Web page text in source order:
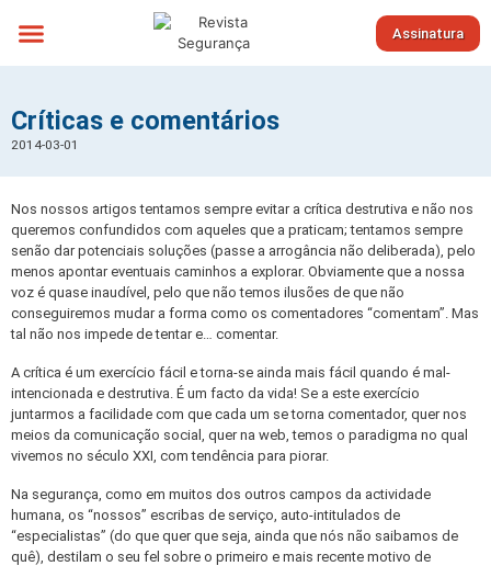
Assinatura
Críticas e comentários
2014-03-01
Nos nossos artigos tentamos sempre evitar a crítica destrutiva e não nos
queremos confundidos com aqueles que a praticam; tentamos sempre
senão dar potenciais soluções (passe a arrogância não deliberada), pelo
menos apontar eventuais caminhos a explorar. Obviamente que a nossa
voz é quase inaudível, pelo que não temos ilusões de que não
conseguiremos mudar a forma como os comentadores “comentam”. Mas
tal não nos impede de tentar e… comentar.
A crítica é um exercício fácil e torna-se ainda mais fácil quando é mal-
intencionada e destrutiva. É um facto da vida! Se a este exercício
juntarmos a facilidade com que cada um se torna comentador, quer nos
meios da comunicação social, quer na web, temos o paradigma no qual
vivemos no século XXI, com tendência para piorar.
Na segurança, como em muitos dos outros campos da actividade
humana, os “nossos” escribas de serviço, auto-intitulados de
“especialistas” (do que quer que seja, ainda que nós não saibamos de
quê), destilam o seu fel sobre o primeiro e mais recente motivo de